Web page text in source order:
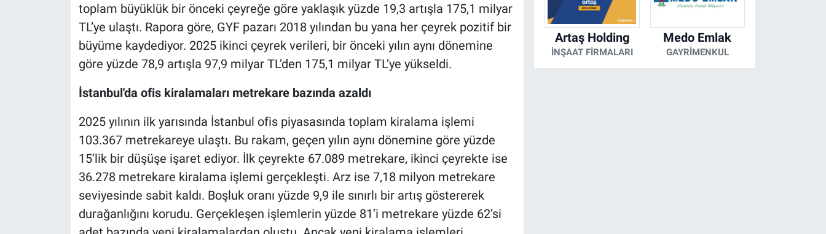
toplam büyüklük bir önceki çeyreğe göre yaklaşık yüzde 19,3 artışla 175,1 milyar
TL’ye ulaştı. Rapora göre, GYF pazarı 2018 yılından bu yana her çeyrek pozitif bir
büyüme kaydediyor. 2025 ikinci çeyrek verileri, bir önceki yılın aynı dönemine
göre yüzde 78,9 artışla 97,9 milyar TL’den 175,1 milyar TL’ye yükseldi.
İstanbul'da ofis kiralamaları metrekare bazında azaldı
2025 yılının ilk yarısında İstanbul ofis piyasasında toplam kiralama işlemi
103.367 metrekareye ulaştı. Bu rakam, geçen yılın aynı dönemine göre yüzde
15’lik bir düşüşe işaret ediyor. İlk çeyrekte 67.089 metrekare, ikinci çeyrekte ise
36.278 metrekare kiralama işlemi gerçekleşti. Arz ise 7,18 milyon metrekare
seviyesinde sabit kaldı. Boşluk oranı yüzde 9,9 ile sınırlı bir artış göstererek
durağanlığını korudu. Gerçekleşen işlemlerin yüzde 81’i metrekare yüzde 62’si
Artaş Holding
İNŞAAT FIRMALARI
Medo Emlak
GAYRIMENKUL